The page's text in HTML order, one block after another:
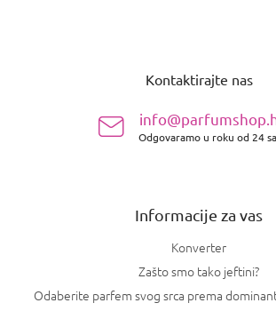
Kontaktirajte nas
Odgovaramo u roku od 24
Informacije za vas
Konverter
Zašto smo tako jeftini?
Odaberite parfem svog srca prema